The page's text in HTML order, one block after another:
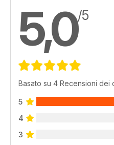
5,0/5
Basato su 4 Recensioni dei
5
4
3